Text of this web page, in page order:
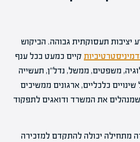
יציבות תעסוקתית גבוהה. הביקוש
קיים כמעט בכל ענף
משפטים, ממשל, נדל"ן, תעשייה
כלכליים, ארגונים ממשיכים
את המשרד ודואגים לתפקוד
מתחילה יכולה להתקדם למזכירה